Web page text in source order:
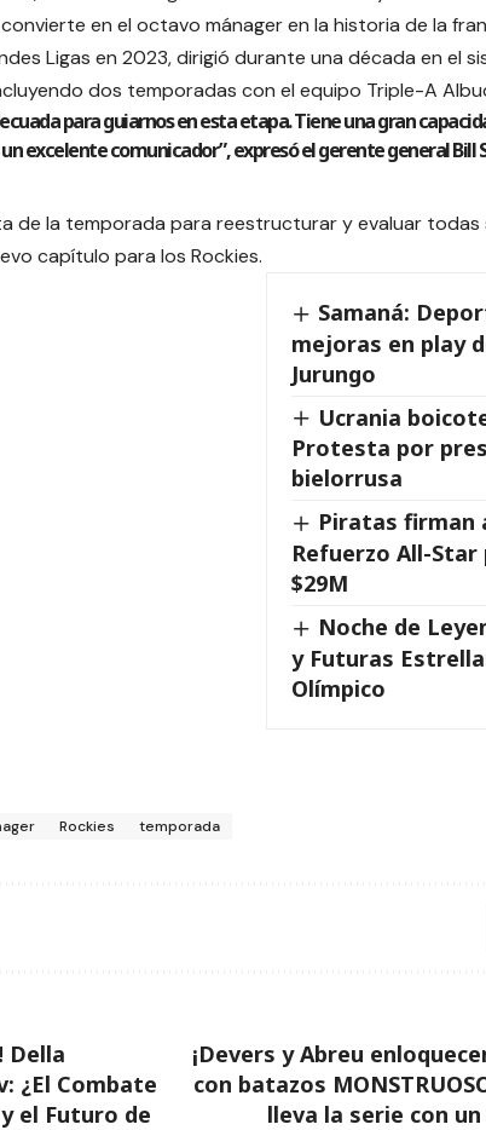
en el octavo mánager en la historia de la
Ligas en 2023, dirigió durante una década en el
dos temporadas con el equipo Triple-A
para guiarnos en esta etapa. Tiene una gran
excelente comunicador”, expresó el gerente general Bill
de la temporada para reestructurar y evaluar todas
capítulo para los Rockies.
Samaná:
mejoras en play
Jurungo
Ucrania
Protesta por
bielorrusa
Piratas firman
Refuerzo All-
$29M
Noche de
y Futuras
Olímpico
Rockies temporada
Della
¿El Combate
el Futuro de
¡Devers y Abreu
con batazos
lleva la serie con